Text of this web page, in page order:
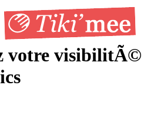
votre visibilitÃ©